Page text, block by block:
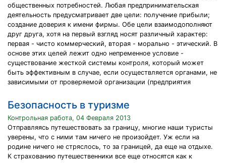
общественных потребностей. Любая предпринимательская
деятельность предусматривает две цели: получение прибыли;
создание доверия к имени фирмы. Обе цели взаимодополняют
друг друга, хотя на первый взгляд носят различный характер:
первая - чисто коммерческий, вторая - морально - этический. В
основе этих целей лежит одно непременное условие -
существование жесткой системы контроля, который может
быть эффективным в случае, если осуществляется органами, не
зависимыми от проверяемой организации (предприятия
Безопасность в туризме
Контрольная работа, 04 Февраля 2013
Отправляясь путешествовать за границу, многие наши туристы
уверены, что с ними там ничего не произойдет. Уж если на
родине ничего не стряслось, то за границей, да еще на отдыхе.
К страхованию путешественники все еще относятся как к